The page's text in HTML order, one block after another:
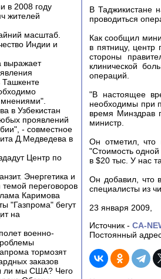
в 2008 году
жителей
масштаб.
Индии и
выражает
Ташкенте
в Узбекистан
проявлений
- совместное
Д.Медведева в
Центр по
Энергетика и
переговоров
Каримова
"Газпрома" бегут
на
военно-
тормозят
заказов
ли мы США? Чего
В Таджикистане
проводиться
Как сообщил
в пятницу, центр
стороны
клинической
операций.
"В настоящее
необходимы при
время Минздрав
министр.
Он отметил,
"Стоимость
в $20 тыс. У нас
Он добавил, что
специалисты из
23 января 2009,
Источник - CA-
Постоянный